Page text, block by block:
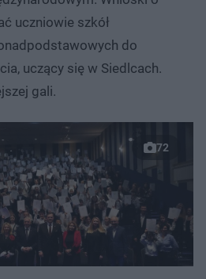
uczniowie szkół
do
uczący się w Siedlcach.
gali.
72